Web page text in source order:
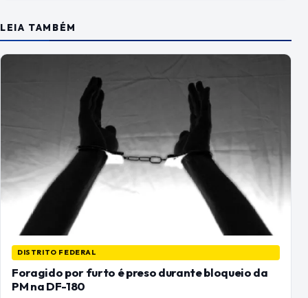
LEIA TAMBÉM
DISTRITO FEDERAL
Foragido por furto é preso durante bloqueio da
PM na DF-180